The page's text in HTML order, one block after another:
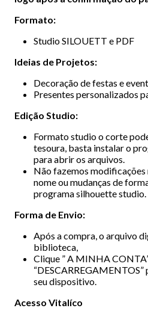
Formato:
Studio SILOUETT e PDF
Ideias de Projetos:
Decoração de festas e
Presentes personalizados
Edição Studio:
Formato studio o corte
tesoura, basta instalar o
para abrir os arquivos.
Não fazemos modificações
nome ou mudanças de
programa silhouette studio.
Forma de Envio:
Após a compra, o arquivo
biblioteca,
Clique ” A MINHA
seu dispositivo.
Acesso Vitalíco